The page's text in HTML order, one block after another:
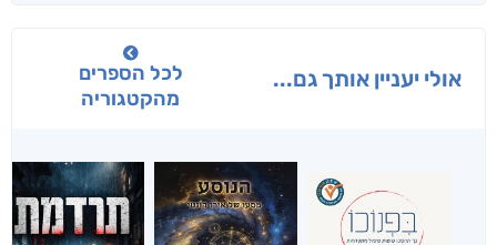
אולי יעניין אותך גם...
לכל הספרים
מהקטגוריה